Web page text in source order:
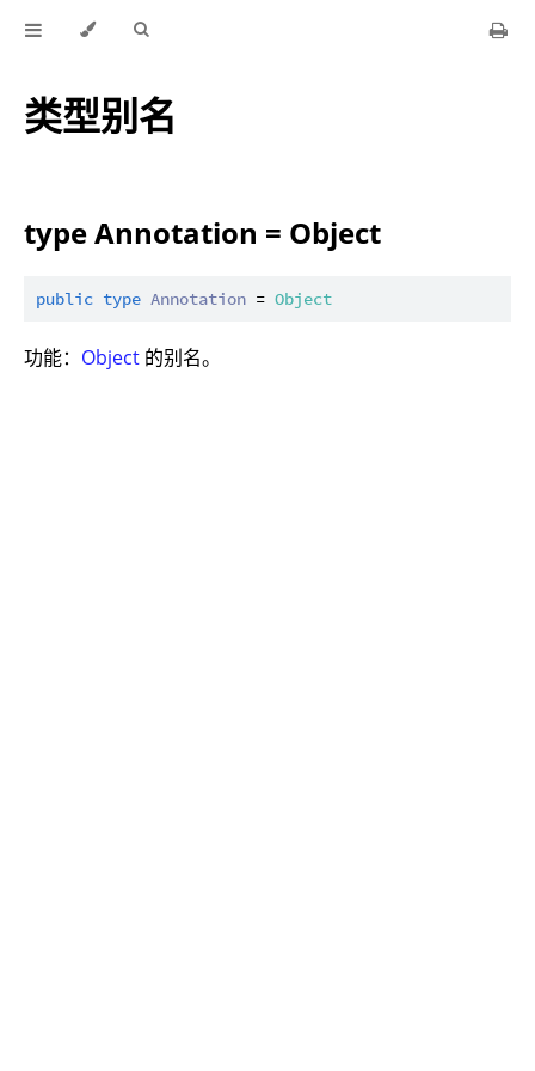
类型别名
type Annotation = Object
public type Annotation = Object
功能： Object 的别名。